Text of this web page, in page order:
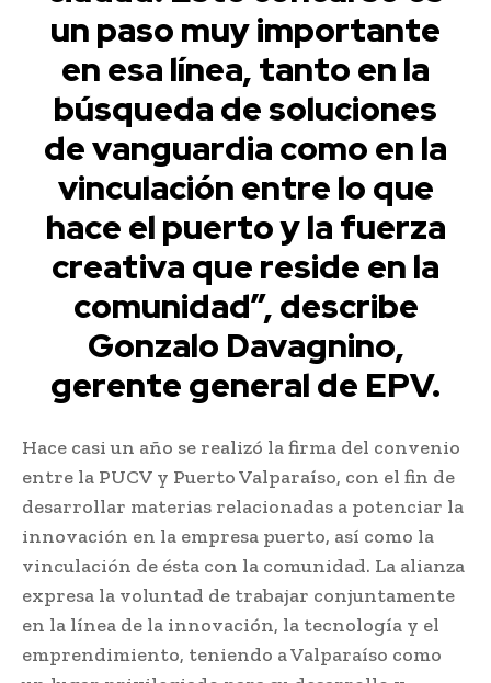
un paso muy importante
en esa línea, tanto en la
búsqueda de soluciones
de vanguardia como en la
vinculación entre lo que
hace el puerto y la fuerza
creativa que reside en la
comunidad”, describe
Gonzalo Davagnino,
gerente general de EPV.
Hace casi un año se realizó la firma del convenio
entre la PUCV y Puerto Valparaíso, con el fin de
desarrollar materias relacionadas a potenciar la
innovación en la empresa puerto, así como la
vinculación de ésta con la comunidad. La alianza
expresa la voluntad de trabajar conjuntamente
en la línea de la innovación, la tecnología y el
emprendimiento, teniendo a Valparaíso como